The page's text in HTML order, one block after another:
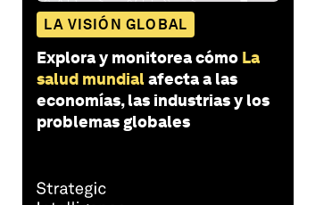
LA VISIÓN GLOBAL
Explora y monitorea cómo La
salud mundialafecta a las
economías, las industrias y los
problemas globales